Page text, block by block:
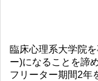
臨床心理系大学院
ー)になることを諦
フリーター期間2年